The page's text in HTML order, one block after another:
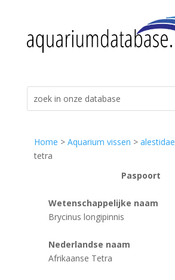
Home > Aquarium vissen > alestidae
tetra
Paspoort
Wetenschappelijke naam
Brycinus longipinnis
Nederlandse naam
Afrikaanse Tetra